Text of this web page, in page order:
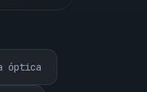
óptica